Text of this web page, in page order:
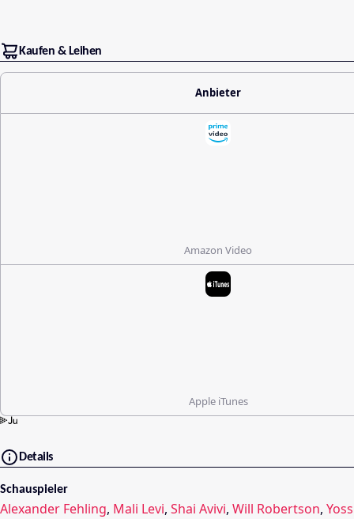
Kaufen & Leihen
Anbieter
Amazon Video
Apple iTunes
Details
Schauspieler
Alexander Fehling, Mali Levi, Shai Avivi, Will Robertson,